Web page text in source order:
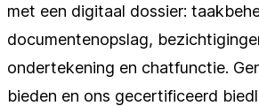
met een digitaal dossier:
documentenopslag,
ondertekening en chatfunctie.
bieden en ons gecertificeerd